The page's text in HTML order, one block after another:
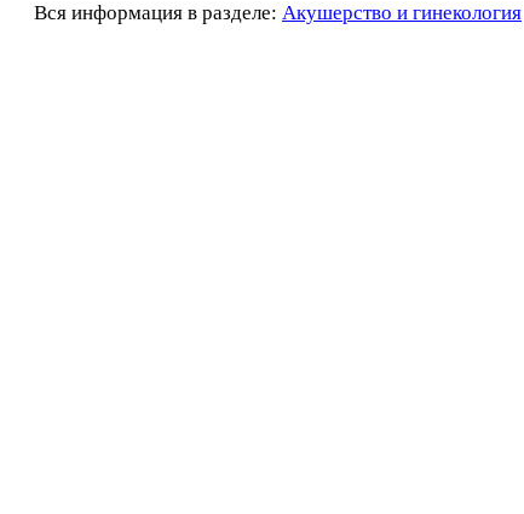
Вся информация в разделе: Акушерство и гинекология